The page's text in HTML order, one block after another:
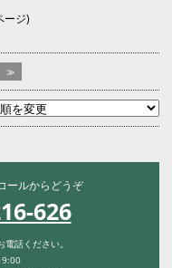
ージ)
>>
ールからどうぞ
626
話ください。